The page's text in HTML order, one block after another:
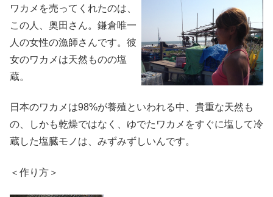
ワカメを売ってくれたのは、
この人、奥田さん。鎌倉唯一
人の女性の漁師さんです。彼
女のワカメは天然ものの塩
蔵。
日本のワカメは98%が養殖といわれる中、貴重な天然も
の、しかも乾燥ではなく、ゆでたワカメをすぐに塩して冷
蔵した塩臓モノは、みずみずしいんです。
＜作り方＞